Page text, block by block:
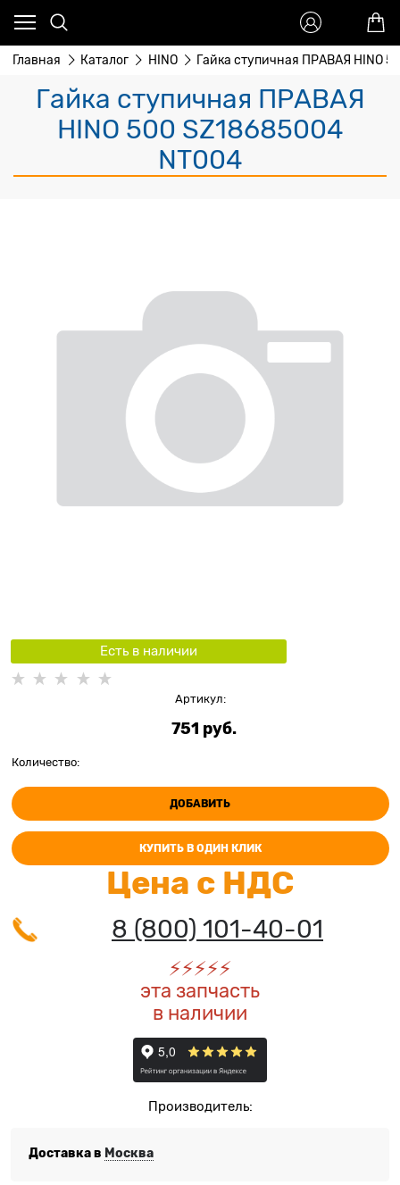
Главная Каталог HINO Гайка ступичная ПРАВАЯ HINO
Гайка ступичная ПРАВАЯ
HINO 500 SZ18685004
NT004
Есть в наличии
Артикул:
751 руб.
Количество:
ДОБАВИТЬ
КУПИТЬ В ОДИН КЛИК
Цена с НДС
8 (800) 101-40-01
⚡️⚡️⚡️⚡️⚡️
эта запчасть
в наличии
Производитель:
Доставка в Москва